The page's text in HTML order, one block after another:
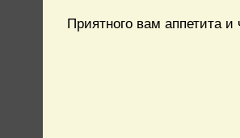
Приятного вам аппетита и